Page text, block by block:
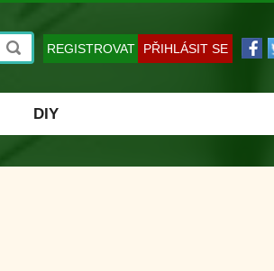
REGISTROVAT PŘIHLÁSIT SE
DIY